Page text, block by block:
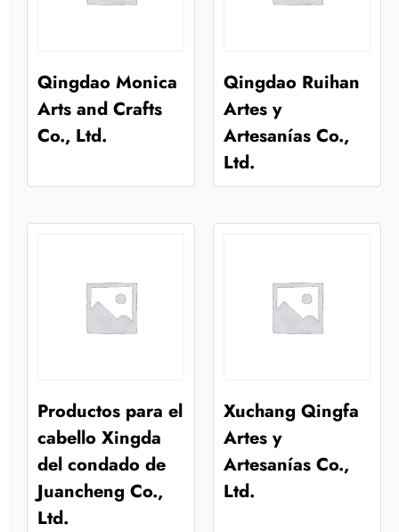
Qingdao Monica
Arts and Crafts
Co., Ltd.
Qingdao Ruihan
Artes y
Artesanías Co.,
Ltd.
Productos para el
cabello Xingda
del condado de
Juancheng Co.,
Ltd.
Xuchang Qingfa
Artes y
Artesanías Co.,
Ltd.